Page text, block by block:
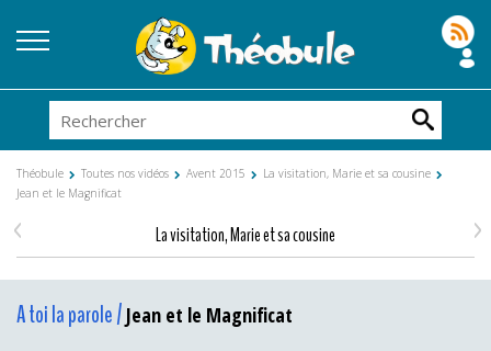
Théobule Toutes nos vidéos Avent 2015
La visitation, Marie et sa cousine
Jean et le Magnificat
La visitation, Marie et sa cousine
< >
A toi la parole / Jean et le Magnificat